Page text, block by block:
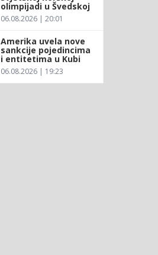
olimpijadi u Švedskoj
06.08.2026 | 20:01
Amerika uvela nove
sankcije pojedincima
i entitetima u Kubi
06.08.2026 | 19:23